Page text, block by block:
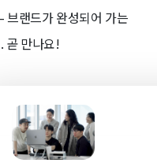
랜드가 완성되어 가는
곧 만나요!